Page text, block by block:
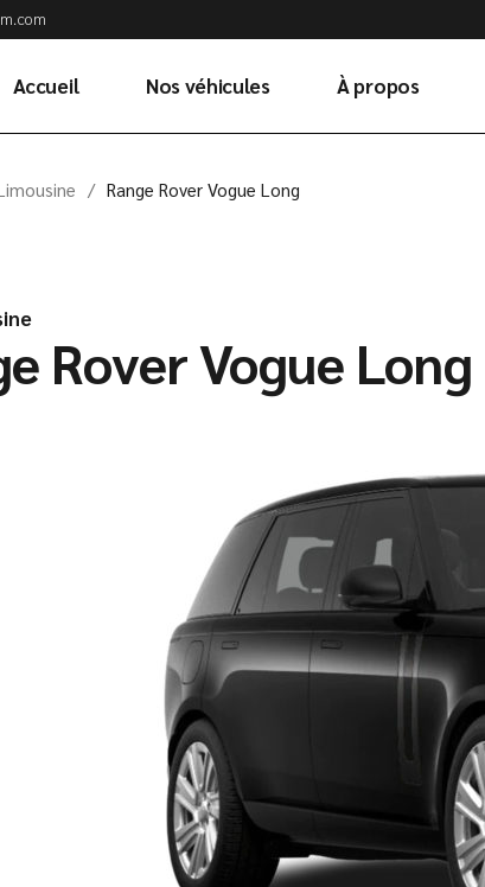
Accueil Nos véhicules À propos
Range Rover Vogue Long
Rover Vogue Long